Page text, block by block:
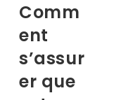
Comm
ent
s’assur
er que